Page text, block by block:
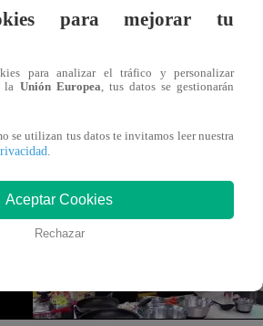
dijo: “Un Rocky Tip.
en el agua fría solito se sale la
setiembre se vive una nueva
de la temida Noche de
para mejorar tu
para analizar el tráfico y personalizar
la Unión Europea, tus datos se gestionarán
se utilizan tus datos te invitamos leer nuestra
.
Aceptar Cookies
Rechazar